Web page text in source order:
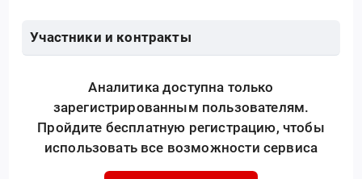
Участники и контракты
Аналитика доступна только
зарегистрированным пользователям.
Пройдите бесплатную регистрацию, чтобы
использовать все возможности сервиса